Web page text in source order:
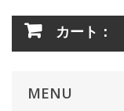
カート：
MENU